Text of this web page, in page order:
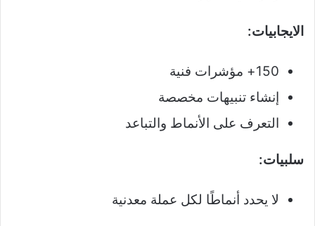
الايجابيات:
150+ مؤشرات فنية
إنشاء تنبيهات مخصصة
التعرف على الأنماط والتباعد
سلبيات:
لا يحدد أنماطًا لكل عملة معدنية